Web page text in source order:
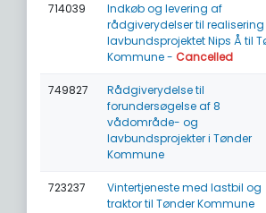
714039
Indkøb og levering af
rådgiverydelser til
lavbundsprojektet Nips Å til
Kommune - Cancelled
749827
Rådgiverydelse til
forundersøgelse af 8
vådområde- og
lavbundsprojekter i Tønder
Kommune
723237
Vintertjeneste med lastbil og
traktor til Tønder Kommune